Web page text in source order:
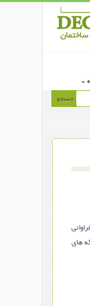
جستجو
های